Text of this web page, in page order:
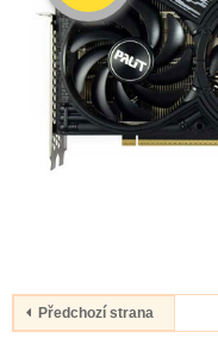
Předchozí strana